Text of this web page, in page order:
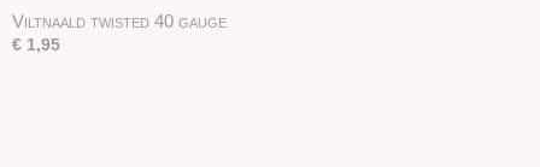
Viltnaald twisted 40 gauge
€ 1,95